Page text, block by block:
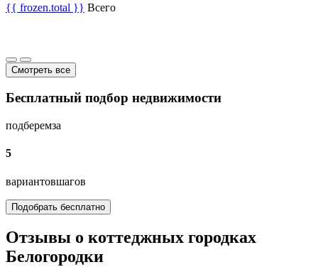
{{ frozen.total }} Всего
Смотреть все
Бесплатный подбор недвижимости
подберемза
5
вариантовшагов
Подобрать бесплатно
Отзывы о коттеджных городках
Белогородки